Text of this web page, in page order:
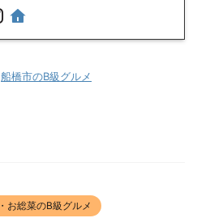
船橋市のB級グルメ
お総菜のB級グルメ